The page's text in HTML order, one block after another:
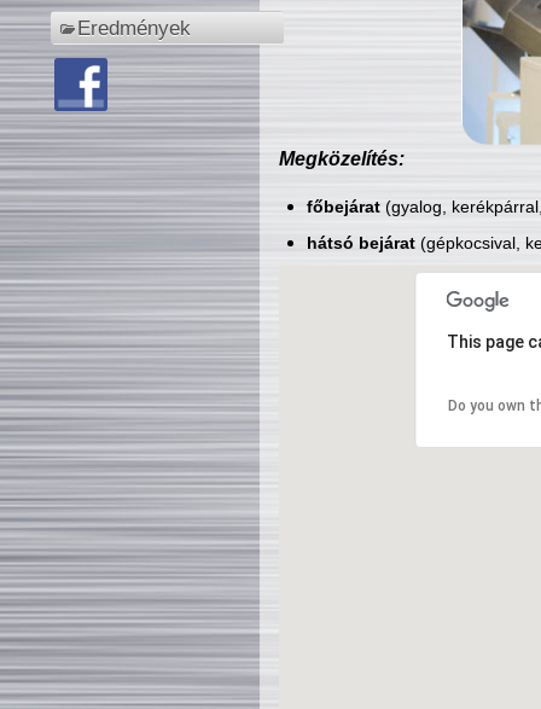
Eredmények
Megközelítés:
főbejárat(gyalog,
hátsó bejárat(gépkocsival,
This page
Do you own